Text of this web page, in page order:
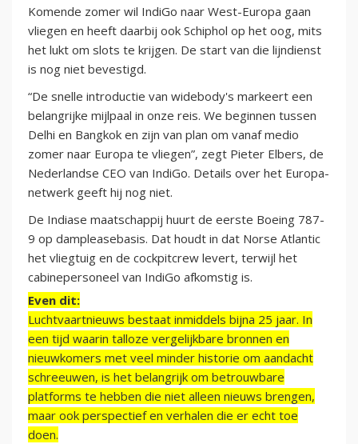
Komende zomer wil IndiGo naar West-Europa gaan
vliegen en heeft daarbij ook Schiphol op het oog, mits
het lukt om slots te krijgen. De start van die lijndienst
is nog niet bevestigd.
“De snelle introductie van widebody's markeert een
belangrijke mijlpaal in onze reis. We beginnen tussen
Delhi en Bangkok en zijn van plan om vanaf medio
zomer naar Europa te vliegen”, zegt Pieter Elbers, de
Nederlandse CEO van IndiGo. Details over het Europa-
netwerk geeft hij nog niet.
De Indiase maatschappij huurt de eerste Boeing 787-
9 op dampleasebasis. Dat houdt in dat Norse Atlantic
het vliegtuig en de cockpitcrew levert, terwijl het
cabinepersoneel van IndiGo afkomstig is.
Even dit:
Luchtvaartnieuws bestaat inmiddels bijna 25 jaar. In
een tijd waarin talloze vergelijkbare bronnen en
nieuwkomers met veel minder historie om aandacht
schreeuwen, is het belangrijk om betrouwbare
platforms te hebben die niet alleen nieuws brengen,
maar ook perspectief en verhalen die er echt toe
doen.